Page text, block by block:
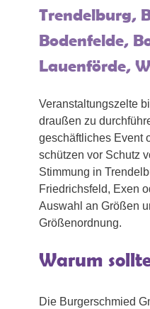
Trendelburg,
Bodenfelde,
Lauenförde,
Veranstaltungszelte
draußen zu
geschäftliches Event
schützen vor Schutz
Stimmung in
Friedrichsfeld, Exen
Auswahl an Größen
Größenordnung.
Warum
Die Burgerschmied